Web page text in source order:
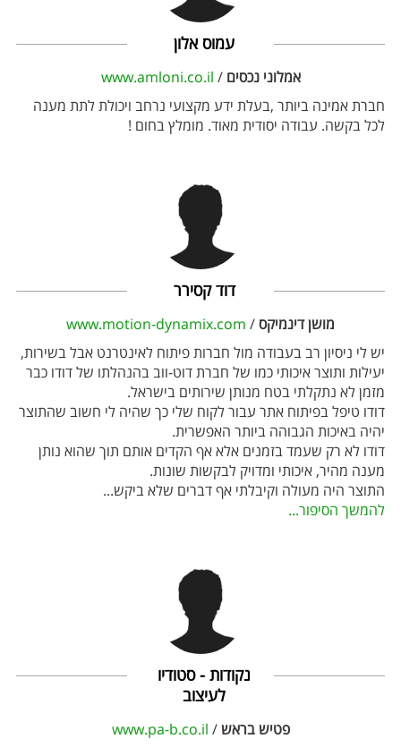
עמוס אלון
אמלוני נכסים/
www.amloni.co.il
חברת אמינה ביותר ,בעלת ידע מקצועי נרחב ויכולת לתת מענה
לכל בקשה. עבודה יסודית מאוד. מומלץ בחום !
דוד קסירר
מושן דינמיקס/
www.motion-dynamix.com
יש לי ניסיון רב בעבודה מול חברות פיתוח לאינטרנט אבל בשירות,
יעילות ותוצר איכותי כמו של חברת דוט-ווב בהנהלתו של דודו כבר
מזמן לא נתקלתי בטח מנותן שירותים בישראל.
דודו טיפל בפיתוח אתר עבור לקוח שלי כך שהיה לי חשוב שהתוצר
יהיה באיכות הגבוהה ביותר האפשרית.
דודו לא רק שעמד בזמנים אלא אף הקדים אותם תוך שהוא נותן
מענה מהיר, איכותי ומדויק לבקשות שונות.
התוצר היה מעולה וקיבלתי אף דברים שלא ביקש...
להמשך הסיפור...
נקודות - סטודיו
לעיצוב
פטיש בראש/
www.pa-b.co.il